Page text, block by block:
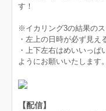
す！
※イカリング3の結果の
・左上の日時が必ず見え
・上下左右はめいいっ
ようにお願いいたします。
【配信】